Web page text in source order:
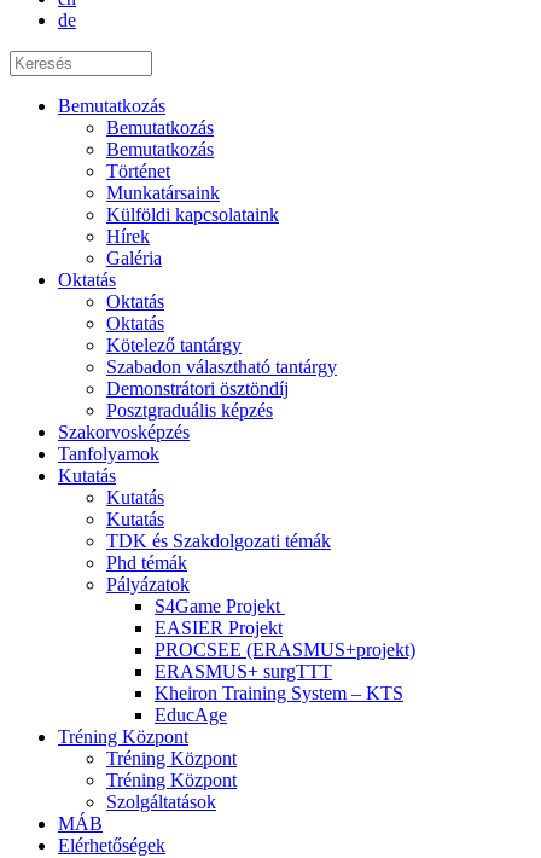
de
Bemutatkozás
Bemutatkozás
Bemutatkozás
Történet
Munkatársaink
Külföldi kapcsolataink
Hírek
Galéria
Oktatás
Oktatás
Oktatás
Kötelező tantárgy
Szabadon választható tantárgy
Demonstrátori ösztöndíj
Posztgraduális képzés
Szakorvosképzés
Tanfolyamok
Kutatás
Kutatás
Kutatás
TDK és Szakdolgozati témák
Phd témák
Pályázatok
S4Game Projekt
EASIER Projekt
PROCSEE (ERASMUS+projekt)
ERASMUS+ surgTTT
Kheiron Training System – KTS
EducAge
Tréning Központ
Tréning Központ
Tréning Központ
Szolgáltatások
MÁB
Elérhetőségek